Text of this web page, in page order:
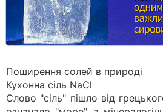
Поширення солей в природі
Кухонна сіль NaCl
Слово "сіль" пішло від